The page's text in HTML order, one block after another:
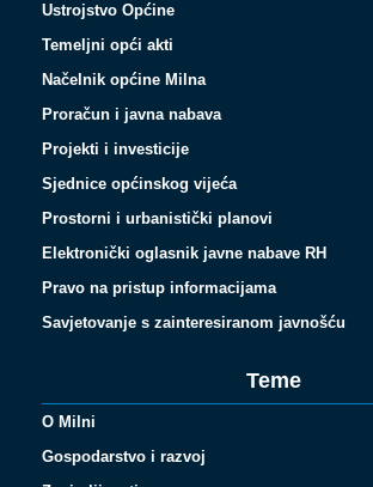
Ustrojstvo Općine
Temeljni opći akti
Načelnik općine Milna
Proračun i javna nabava
Projekti i investicije
Sjednice općinskog vijeća
Prostorni i urbanistički planovi
Elektronički oglasnik javne nabave RH
Pravo na pristup informacijama
Savjetovanje s zainteresiranom javnošću
Teme
O Milni
Gospodarstvo i razvoj